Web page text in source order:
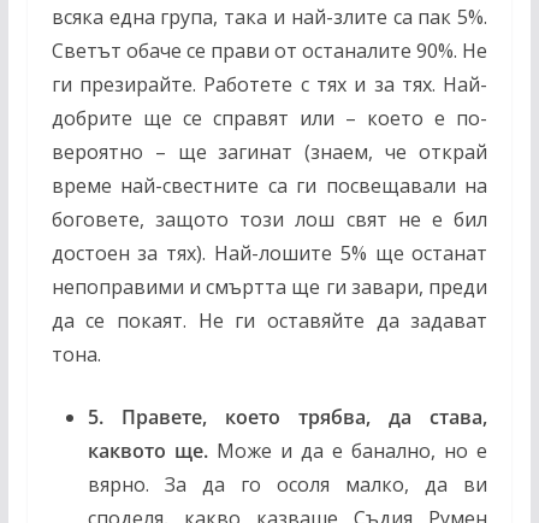
всяка една група, така и най-злите са пак 5%.
Светът обаче се прави от останалите 90%. Не
ги презирайте. Работете с тях и за тях. Най-
добрите ще се справят или – което е по-
вероятно – ще загинат (знаем, че открай
време най-свестните са ги посвещавали на
боговете, защото този лош свят не е бил
достоен за тях). Най-лошите 5% ще останат
непоправими и смъртта ще ги завари, преди
да се покаят. Не ги оставяйте да задават
тона.
5. Правете, което трябва, да става,
каквото ще. Може и да е банално, но е
вярно. За да го осоля малко, да ви